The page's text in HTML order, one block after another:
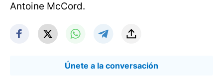
Antoine McCord.
Únete a la conversación